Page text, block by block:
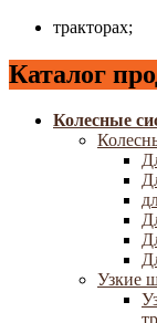
тракторах;
Каталог
Колесные
Узкие